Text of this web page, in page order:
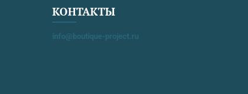
КОНТАКТЫ
info@boutique-project.ru